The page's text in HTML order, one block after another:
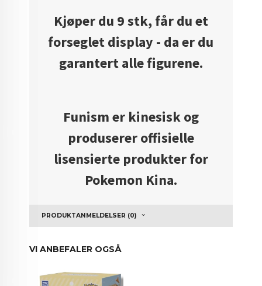
Kjøper du 9 stk, får du et
forseglet display - da er du
garantert alle figurene.
Funism er kinesisk og
produserer offisielle
lisensierte produkter for
Pokemon Kina.
PRODUKTANMELDELSER (0)
VI ANBEFALER OGSÅ